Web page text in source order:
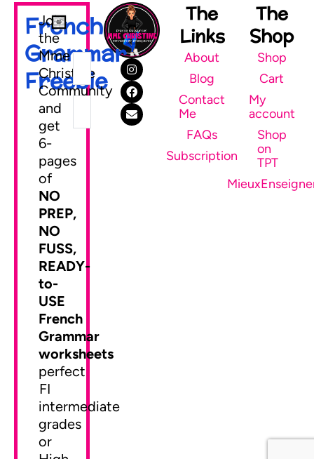
The
Links
About
Blog
Contact
Me
FAQs
Subscription
The
Shop
Shop
Cart
My
account
Shop
on
TPT
French
Grammar
Freebie
Join
the
Mme
Christine
Community
and
get
6-
pages
of
NO
PREP,
NO
FUSS,
READY-
to-
USE
French
Grammar
worksheets
perfect
FI
intermediate
grades
or
SEND ME MY FREEBIE